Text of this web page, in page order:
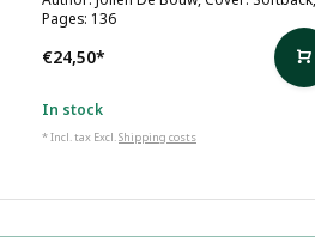
Pages: 136
€24,50*
In stock
* Incl. tax Excl.Shipping costs